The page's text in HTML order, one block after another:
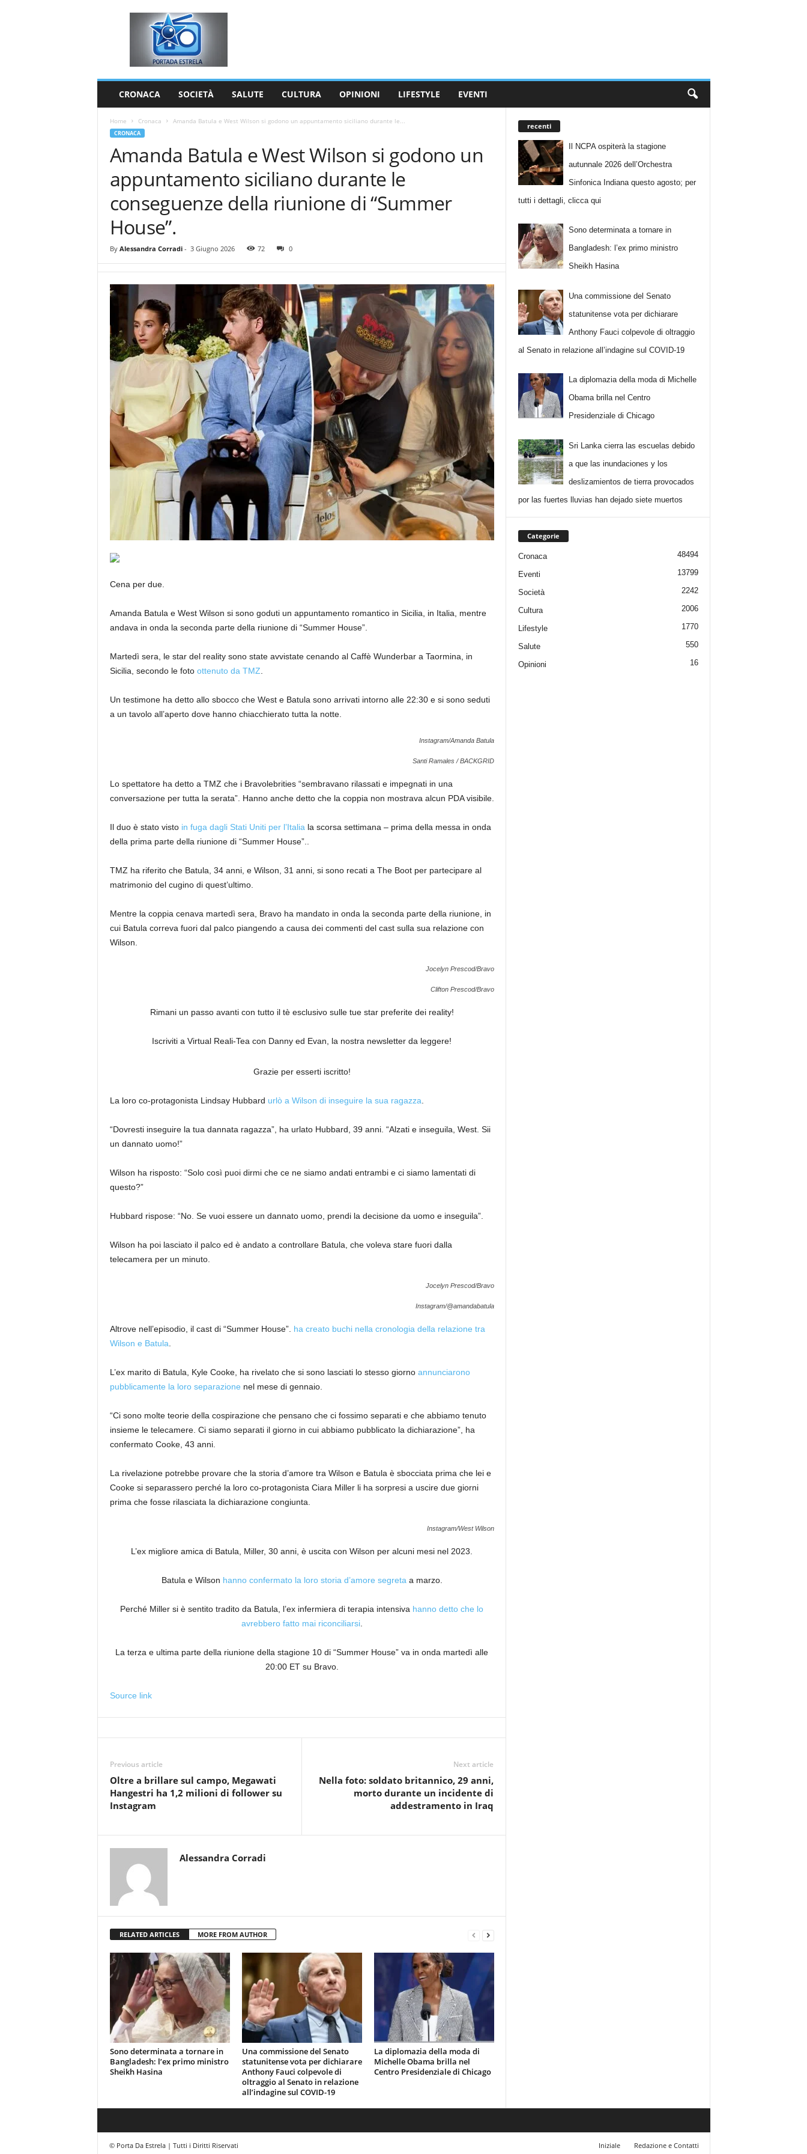
CRONACA SOCIETÀ SALUTE CULTURA OPINIONI LIFESTYLE EVENTI
Home Cronaca Amanda Batula e West Wilson si godono un appuntamento siciliano durante le...
CRONACA
Amanda Batula e West Wilson si godono un
appuntamento siciliano durante le
conseguenze della riunione di “Summer
House”.
By Alessandra Corradi- 3 Giugno 2026 72 0
Cena per due.
Amanda Batula e West Wilson si sono goduti un appuntamento romantico in Sicilia, in Italia, mentre
andava in onda la seconda parte della riunione di “Summer House”.
Martedì sera, le star del reality sono state avvistate cenando al Caffè Wunderbar a Taormina, in
Sicilia, secondo le foto ottenuto da TMZ
Un testimone ha detto allo sbocco che West e Batula sono arrivati ​​intorno alle 22:30 e si sono seduti
a un tavolo all’aperto dove hanno chiacchierato tutta la notte.
Instagram/Amanda Batula
Santi Ramales / BACKGRID
Lo spettatore ha detto a TMZ che i Bravolebrities “sembravano rilassati e impegnati in una
conversazione per tutta la serata”. Hanno anche detto che la coppia non mostrava alcun PDA visibile.
Il duo è stato visto in fuga dagli Stati Uniti per l’Italia la scorsa settimana – prima della messa in onda
della prima parte della riunione di “Summer House”.
TMZ ha riferito che Batula, 34 anni, e Wilson, 31 anni, si sono recati a The Boot per partecipare al
matrimonio del cugino di quest’ultimo.
Mentre la coppia cenava martedì sera, Bravo ha mandato in onda la seconda parte della riunione, in
cui Batula correva fuori dal palco piangendo a causa dei commenti del cast sulla sua relazione con
Wilson.
Jocelyn Prescod/Bravo
Clifton Prescod/Bravo
Rimani un passo avanti con tutto il tè esclusivo sulle tue star preferite dei reality!
Iscriviti a Virtual Reali-Tea con Danny ed Evan, la nostra newsletter da leggere!
Grazie per esserti iscritto!
La loro co-protagonista Lindsay Hubbard urlò a Wilson di inseguire la sua ragazza
“Dovresti inseguire la tua dannata ragazza”, ha urlato Hubbard, 39 anni. “Alzati e inseguila, West. Sii
un dannato uomo!”
Wilson ha risposto: “Solo così puoi dirmi che ce ne siamo andati entrambi e ci siamo lamentati di
questo?”
Hubbard rispose: “No. Se vuoi essere un dannato uomo, prendi la decisione da uomo e inseguila”.
Wilson ha poi lasciato il palco ed è andato a controllare Batula, che voleva stare fuori dalla
telecamera per un minuto.
Jocelyn Prescod/Bravo
Instagram/@amandabatula
Altrove nell’episodio, il cast di “Summer House”. ha creato buchi nella cronologia della relazione tra
Wilson e Batula
L’ex marito di Batula, Kyle Cooke, ha rivelato che si sono lasciati lo stesso giorno annunciarono
pubblicamente la loro separazione nel mese di gennaio.
“Ci sono molte teorie della cospirazione che pensano che ci fossimo separati e che abbiamo tenuto
insieme le telecamere. Ci siamo separati il ​​giorno in cui abbiamo pubblicato la dichiarazione”, ha
confermato Cooke, 43 anni.
La rivelazione potrebbe provare che la storia d’amore tra Wilson e Batula è sbocciata prima che lei e
Cooke si separassero perché la loro co-protagonista Ciara Miller li ha sorpresi a uscire due giorni
prima che fosse rilasciata la dichiarazione congiunta.
Instagram/West Wilson
L’ex migliore amica di Batula, Miller, 30 anni, è uscita con Wilson per alcuni mesi nel 2023.
Batula e Wilson hanno confermato la loro storia d’amore segreta a marzo.
Perché Miller si è sentito tradito da Batula, l’ex infermiera di terapia intensiva hanno detto che lo
avrebbero fattomai riconciliarsi.
La terza e ultima parte della riunione della stagione 10 di “Summer House” va in onda martedì alle
20:00 ET su Bravo.
Source link
Previous article
Oltre a brillare sul campo, Megawati
Hangestri ha 1,2 milioni di follower su
Instagram
Next article
Nella foto: soldato britannico, 29 anni,
morto durante un incidente di
addestramento in Iraq
Alessandra Corradi
RELATED ARTICLES MORE FROM AUTHOR
Sono determinata a tornare in
Bangladesh: l’ex primo ministro
Sheikh Hasina
Una commissione del Senato
statunitense vota per dichiarare
Anthony Fauci colpevole di
oltraggio al Senato in relazione
all’indagine sul COVID-19
La diplomazia della moda di
Michelle Obama brilla nel
Centro Presidenziale di Chicago
recenti
Il NCPA ospiterà la stagione
autunnale 2026 dell’Orchestra
Sinfonica Indiana questo agosto; per
tutti i dettagli, clicca qui
Sono determinata a tornare in
Bangladesh: l’ex primo ministro
Sheikh Hasina
Una commissione del Senato
statunitense vota per dichiarare
Anthony Fauci colpevole di oltraggio
al Senato in relazione all’indagine sul COVID-19
La diplomazia della moda di Michelle
Obama brilla nel Centro
Presidenziale di Chicago
Sri Lanka cierra las escuelas debido
a que las inundaciones y los
deslizamientos de tierra provocados
por las fuertes lluvias han dejado siete muertos
Categorie
Cronaca 48494
Eventi 13799
Società 2242
Cultura 2006
Lifestyle 1770
Salute 550
Opinioni 16
Iniziale Redazione e Contatti
© Porta Da Estrela | Tutti i Diritti Riservati